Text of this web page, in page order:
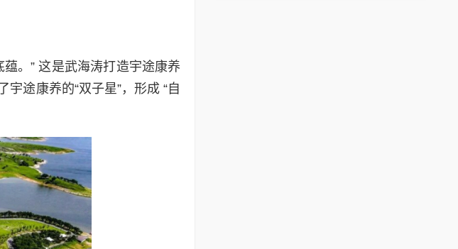
。” 这是武海涛打造宇途康养
途康养的“双子星”，形成 “自